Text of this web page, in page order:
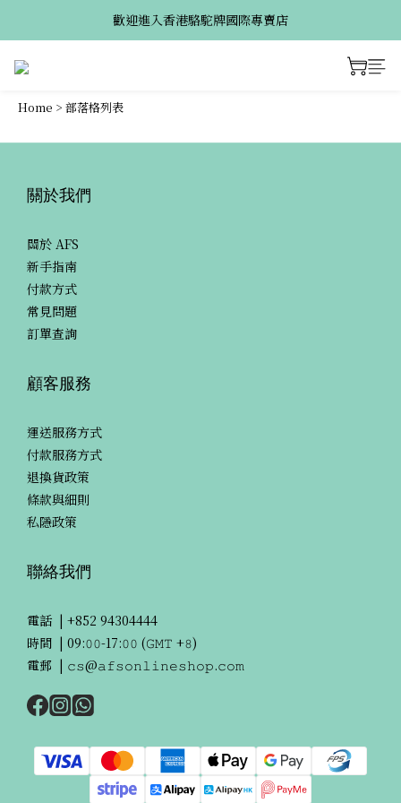
歡迎進入香港駱駝牌國際專賣店
Home > 部落格列表
關於我們
關於 AFS
新手指南
付款方式
常見問題
訂單查詢
顧客服務
運送服務方式
付款服務方式
退換貨政策
條款與細則
私隱政策
聯絡我們
電話 | +852 94304444
時間 | 09:𝟶𝟶-17:𝟶𝟶 (𝙶𝙼𝚃 +𝟾)
電郵 | 𝚌𝚜@𝚊𝚏𝚜𝚘𝚗𝚕𝚒𝚗𝚎𝚜𝚑𝚘𝚙.𝚌𝚘𝚖